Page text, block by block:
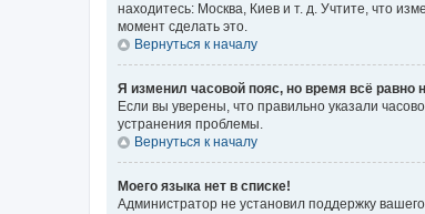
находитесь: Москва, Киев и т. д. Учтите, что
момент сделать это.
Вернуться к началу
Я изменил часовой пояс, но время всё равно
Если вы уверены, что правильно указали
устранения проблемы.
Вернуться к началу
Моего языка нет в списке!
Администратор не установил поддержку